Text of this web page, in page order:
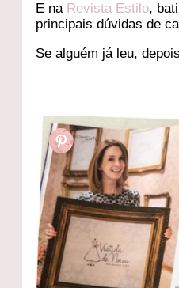
E na Revista Estilo,
principais dúvidas de
Se alguém já leu,